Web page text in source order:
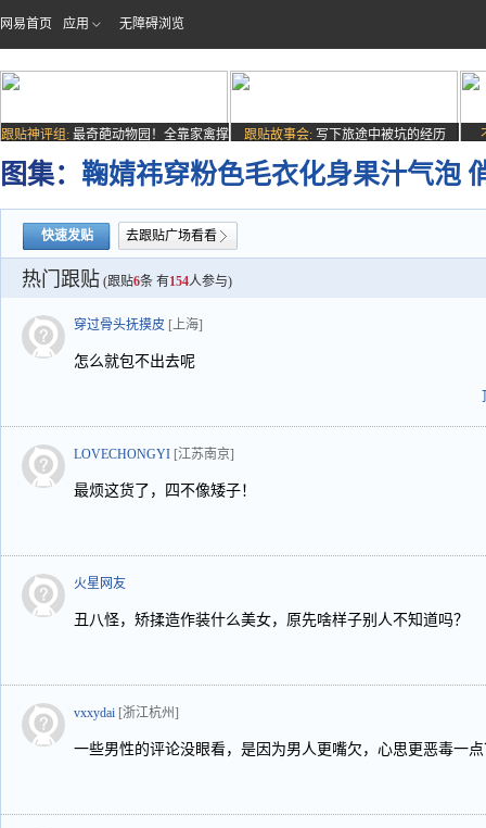
网易首页 应用 无障碍浏览
跟贴神评组: 最奇葩动物园！全靠家禽撑
场子
跟贴故事会: 写下旅途中被坑的经历
图集： 鞠婧祎穿粉色毛衣化身果汁气泡
快速发贴 去跟贴广场看看
热门跟贴 (跟贴6条 有154人参与)
穿过骨头抚摸皮 [上海]
怎么就包不出去呢
LOVECHONGYI [江苏南京]
最烦这货了，四不像矮子！
火星网友
丑八怪，矫揉造作装什么美女，原先啥样子别人不知道吗？
vxxydai [浙江杭州]
一些男性的评论没眼看，是因为男人更嘴欠，心思更恶毒一